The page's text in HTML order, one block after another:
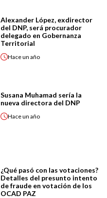
Alexander López, exdirector
del DNP, será procurador
delegado en Gobernanza
Territorial
Haceun año
Susana Muhamad sería la
nueva directora del DNP
Haceun año
¿Qué pasó con las votaciones?
Detalles del presunto intento
de fraude en votación de los
OCAD PAZ